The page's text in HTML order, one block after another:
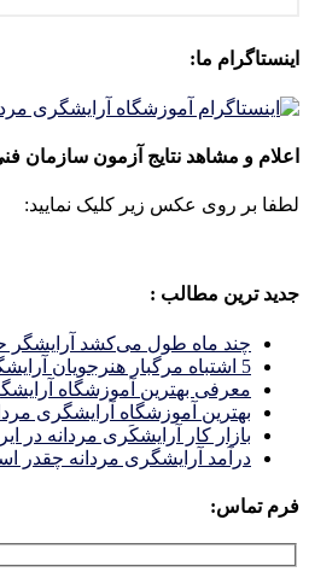
اینستاگرام ما:
اعلام و مشاهد نتایج آزمون سازمان
لطفا بر روی عکس زیر کلیک نمایید:
جدید ترین مطالب :
چند ماه طول می‌کشد آرایشگر
5 اشتباه مرگبار هنرجویان آرایشگری مردانه در کرج
معرفی بهترین آموزشگاه
بهترین آموزشگاه آرایشگری
بازار كار آرايشكَرى مردانه در
درآمد آرایشگری مردانه چقدر
فرم تماس: